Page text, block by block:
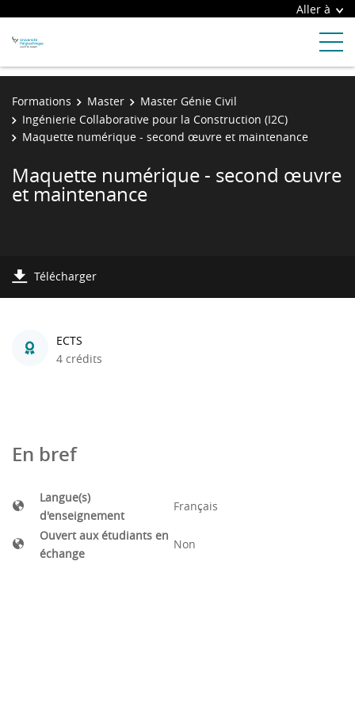
Aller à
Formations Master
Master Génie Civil
Ingénierie Collaborative pour la Construction (I2C)
Maquette numérique - second œuvre et maintenance
Maquette numérique - second œuvre
et maintenance
Télécharger
ECTS
4 crédits
En bref
Langue(s)
d'enseignement
Français
Ouvert aux étudiants en
échange
Non